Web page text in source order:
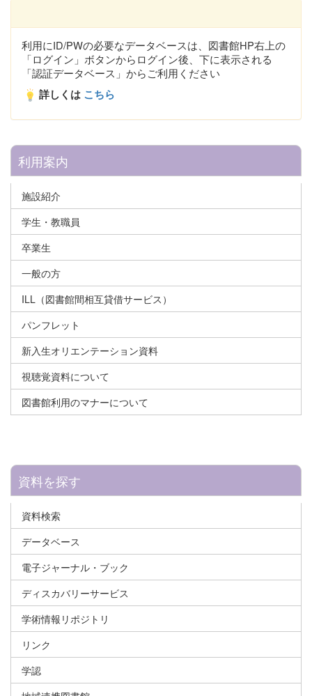
利用にID/PWの必要なデータベースは、図書館HP右上の
「ログイン」ボタンからログイン後、下に表示される
「認証データベース」からご利用ください
詳しくは こちら
利用案内
施設紹介
学生・教職員
卒業生
一般の方
ILL（図書館間相互貸借サービス）
パンフレット
新入生オリエンテーション資料
視聴覚資料について
図書館利用のマナーについて
資料を探す
資料検索
データベース
電子ジャーナル・ブック
ディスカバリーサービス
学術情報リポジトリ
リンク
学認